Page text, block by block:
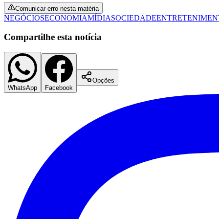
Comunicar erro nesta matéria
NEGÓCIOSECONOMIAMÍDIASOCIEDADE
Compartilhe esta notícia
WhatsApp Facebook
Opções